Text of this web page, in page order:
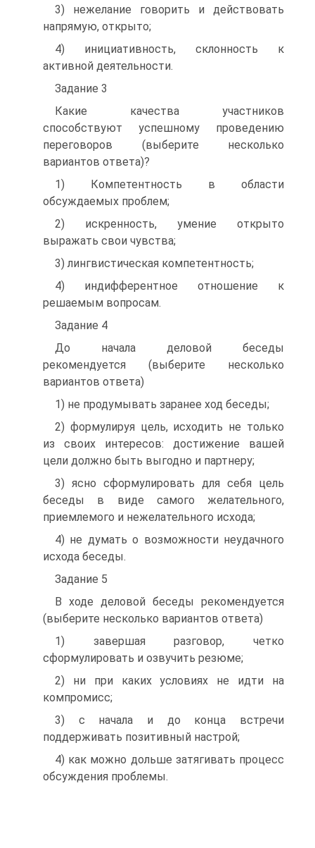
3) нежелание говорить и действовать
напрямую, открыто;
4) инициативность, склонность к
активной деятельности.
Задание 3
Какие качества участников
способствуют успешному проведению
переговоров (выберите несколько
вариантов ответа)?
1) Компетентность в области
обсуждаемых проблем;
2) искренность, умение открыто
выражать свои чувства;
3) лингвистическая компетентность;
4) индифферентное отношение к
решаемым вопросам.
Задание 4
До начала деловой беседы
рекомендуется (выберите несколько
вариантов ответа)
1) не продумывать заранее ход беседы;
2) формулируя цель, исходить не только
из своих интересов: достижение вашей
цели должно быть выгодно и партнеру;
3) ясно сформулировать для себя цель
беседы в виде самого желательного,
приемлемого и нежелательного исхода;
4) не думать о возможности неудачного
исхода беседы.
Задание 5
В ходе деловой беседы рекомендуется
(выберите несколько вариантов ответа)
1) завершая разговор, четко
сформулировать и озвучить резюме;
2) ни при каких условиях не идти на
компромисс;
3) с начала и до конца встречи
поддерживать позитивный настрой;
4) как можно дольше затягивать процесс
обсуждения проблемы.